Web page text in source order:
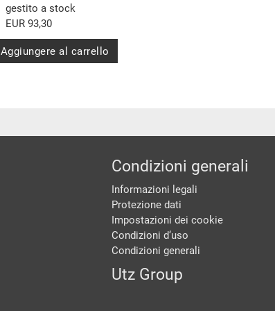
gestito a stock
EUR 93,30
Aggiungere al carrello
Condizioni generali
Informazioni legali
Protezione dati
Impostazioni dei cookie
Condizioni d‘uso
Condizioni generali
Utz Group